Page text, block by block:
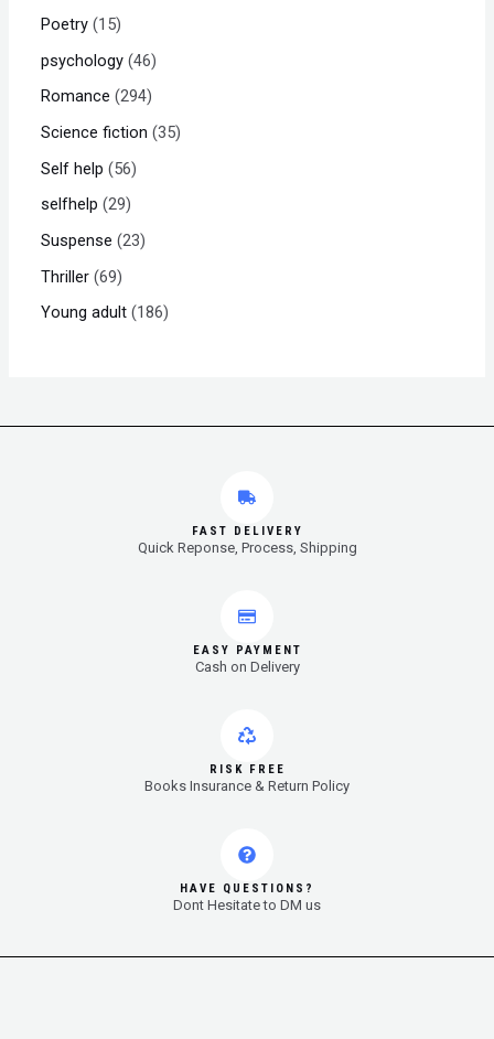
Poetry 15
psychology 46
Romance 294
Science fiction 35
Self help
56
selfhelp 29
Suspense 23
Thriller 69
Young adult 186
FAST DELIVERY
Quick Reponse, Process, Shipping
EASY PAYMENT
Cash on Delivery
RISK FREE
Books Insurance & Return Policy
HAVE QUESTIONS?
Dont Hesitate to DM us